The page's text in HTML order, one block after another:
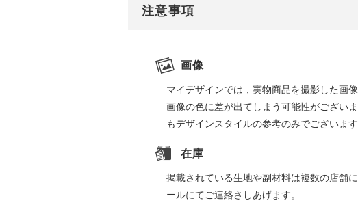
注意事項
画像
マイデザインでは，実物商品を撮影した画
画像の色に差が出てしまう可能性がござい
もデザインスタイルの参考のみでございます
在庫
掲載されている生地や副材料は複数の店舗
ールにてご連絡さしあげます。